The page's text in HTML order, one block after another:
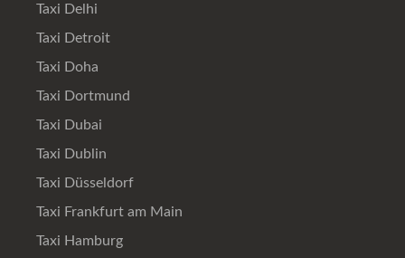
Taxi Delhi
Taxi Detroit
Taxi Doha
Taxi Dortmund
Taxi Dubai
Taxi Dublin
Taxi Düsseldorf
Taxi Frankfurt am Main
Taxi Hamburg